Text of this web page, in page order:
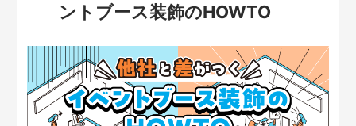
ントブース装飾のHOWTO